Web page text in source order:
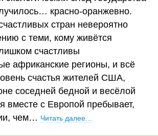
красно-оранжевно.
стран невероятно
с теми, кому живётся
счастливы
африканские регионы, и всё
счастья жителей США,
соседней бедной и весёлой
вместе с Европой пребывает,
чем… Читать далее…